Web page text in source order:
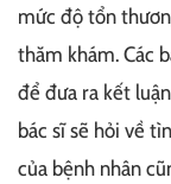
mức độ tổn
thăm khám. Các
để đưa ra kết
bác sĩ sẽ hỏi về
của bệnh nhân